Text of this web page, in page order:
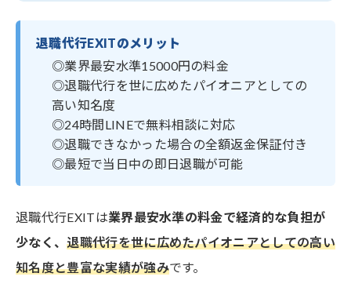
退職代行EXITのメリット
◎業界最安水準15000円の料金
◎退職代行を世に広めたパイオニアとしての
高い知名度
◎24時間LINEで無料相談に対応
◎退職できなかった場合の全額返金保証付き
◎最短で当日中の即日退職が可能
退職代行EXITは業界最安水準の料金で経済的な負担が
少なく、退職代行を世に広めたパイオニアとしての高い
知名度と豊富な実績が強みです。